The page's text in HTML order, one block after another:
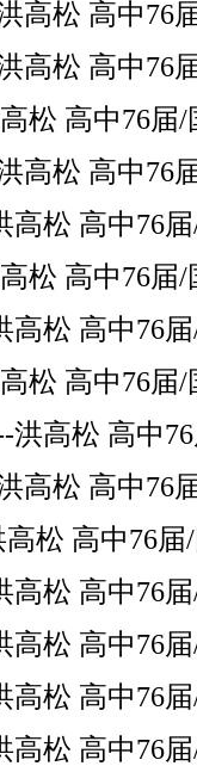
高松 高中76
高松 高中76
松 高中76届
高松 高中76
松 高中76
松 高中76届
松 高中76
松 高中76届
高松 高中
高松 高中76
松 高中76
高松 高中76
松 高中76
高松 高中76
松 高中76